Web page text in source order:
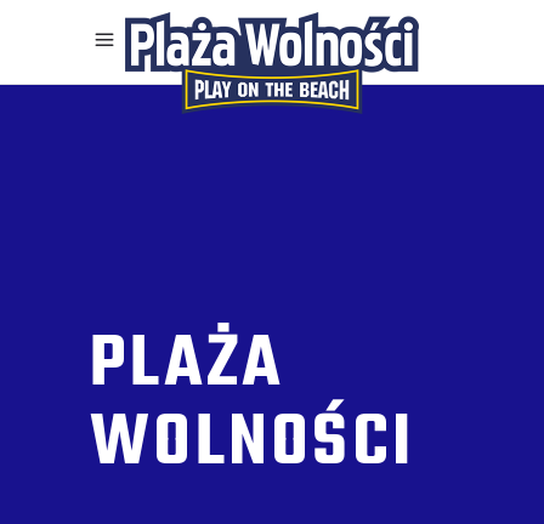
PLAŻA
WOLNOŚCI